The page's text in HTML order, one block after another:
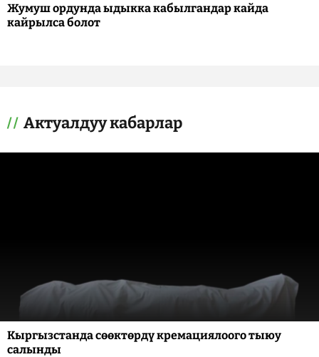
Жумуш ордунда ыдыкка кабылгандар кайда
кайрылса болот
Актуалдуу кабарлар
Кыргызстанда сөөктөрдү кремациялоого тыюу
салынды